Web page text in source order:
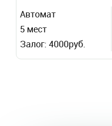
Автомат
5 мест
Залог: 4000руб.